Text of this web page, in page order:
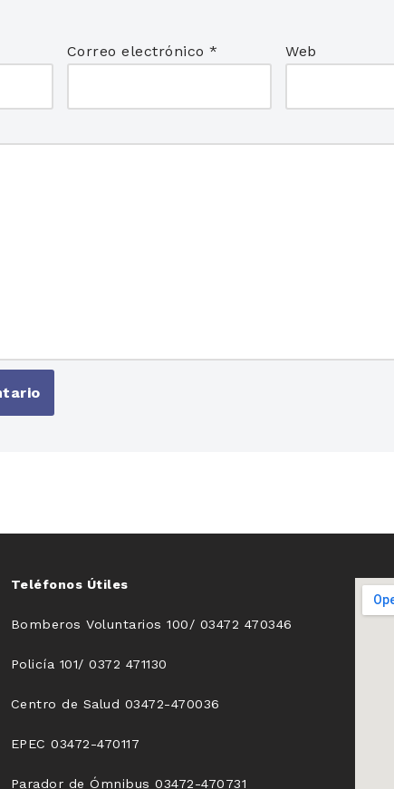
Correo electrónico* Web
Teléfonos Útiles
Bomberos Voluntarios 100/ 03472 470346
Policía 101/ 0372 471130
Centro de Salud 03472-470036
EPEC 03472-470117
Parador de Ómnibus 03472-470731